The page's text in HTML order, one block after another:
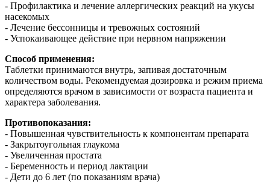
- Профилактика и лечение аллергических реакций на укусы
насекомых
- Лечение бессонницы и тревожных состояний
- Успокаивающее действие при нервном напряжении
Способ применения:
Таблетки принимаются внутрь, запивая достаточным
количеством воды. Рекомендуемая дозировка и режим приема
определяются врачом в зависимости от возраста пациента и
характера заболевания.
Противопоказания:
- Повышенная чувствительность к компонентам препарата
- Закрытоугольная глаукома
- Увеличенная простата
- Беременность и период лактации
- Дети до 6 лет (по показаниям врача)